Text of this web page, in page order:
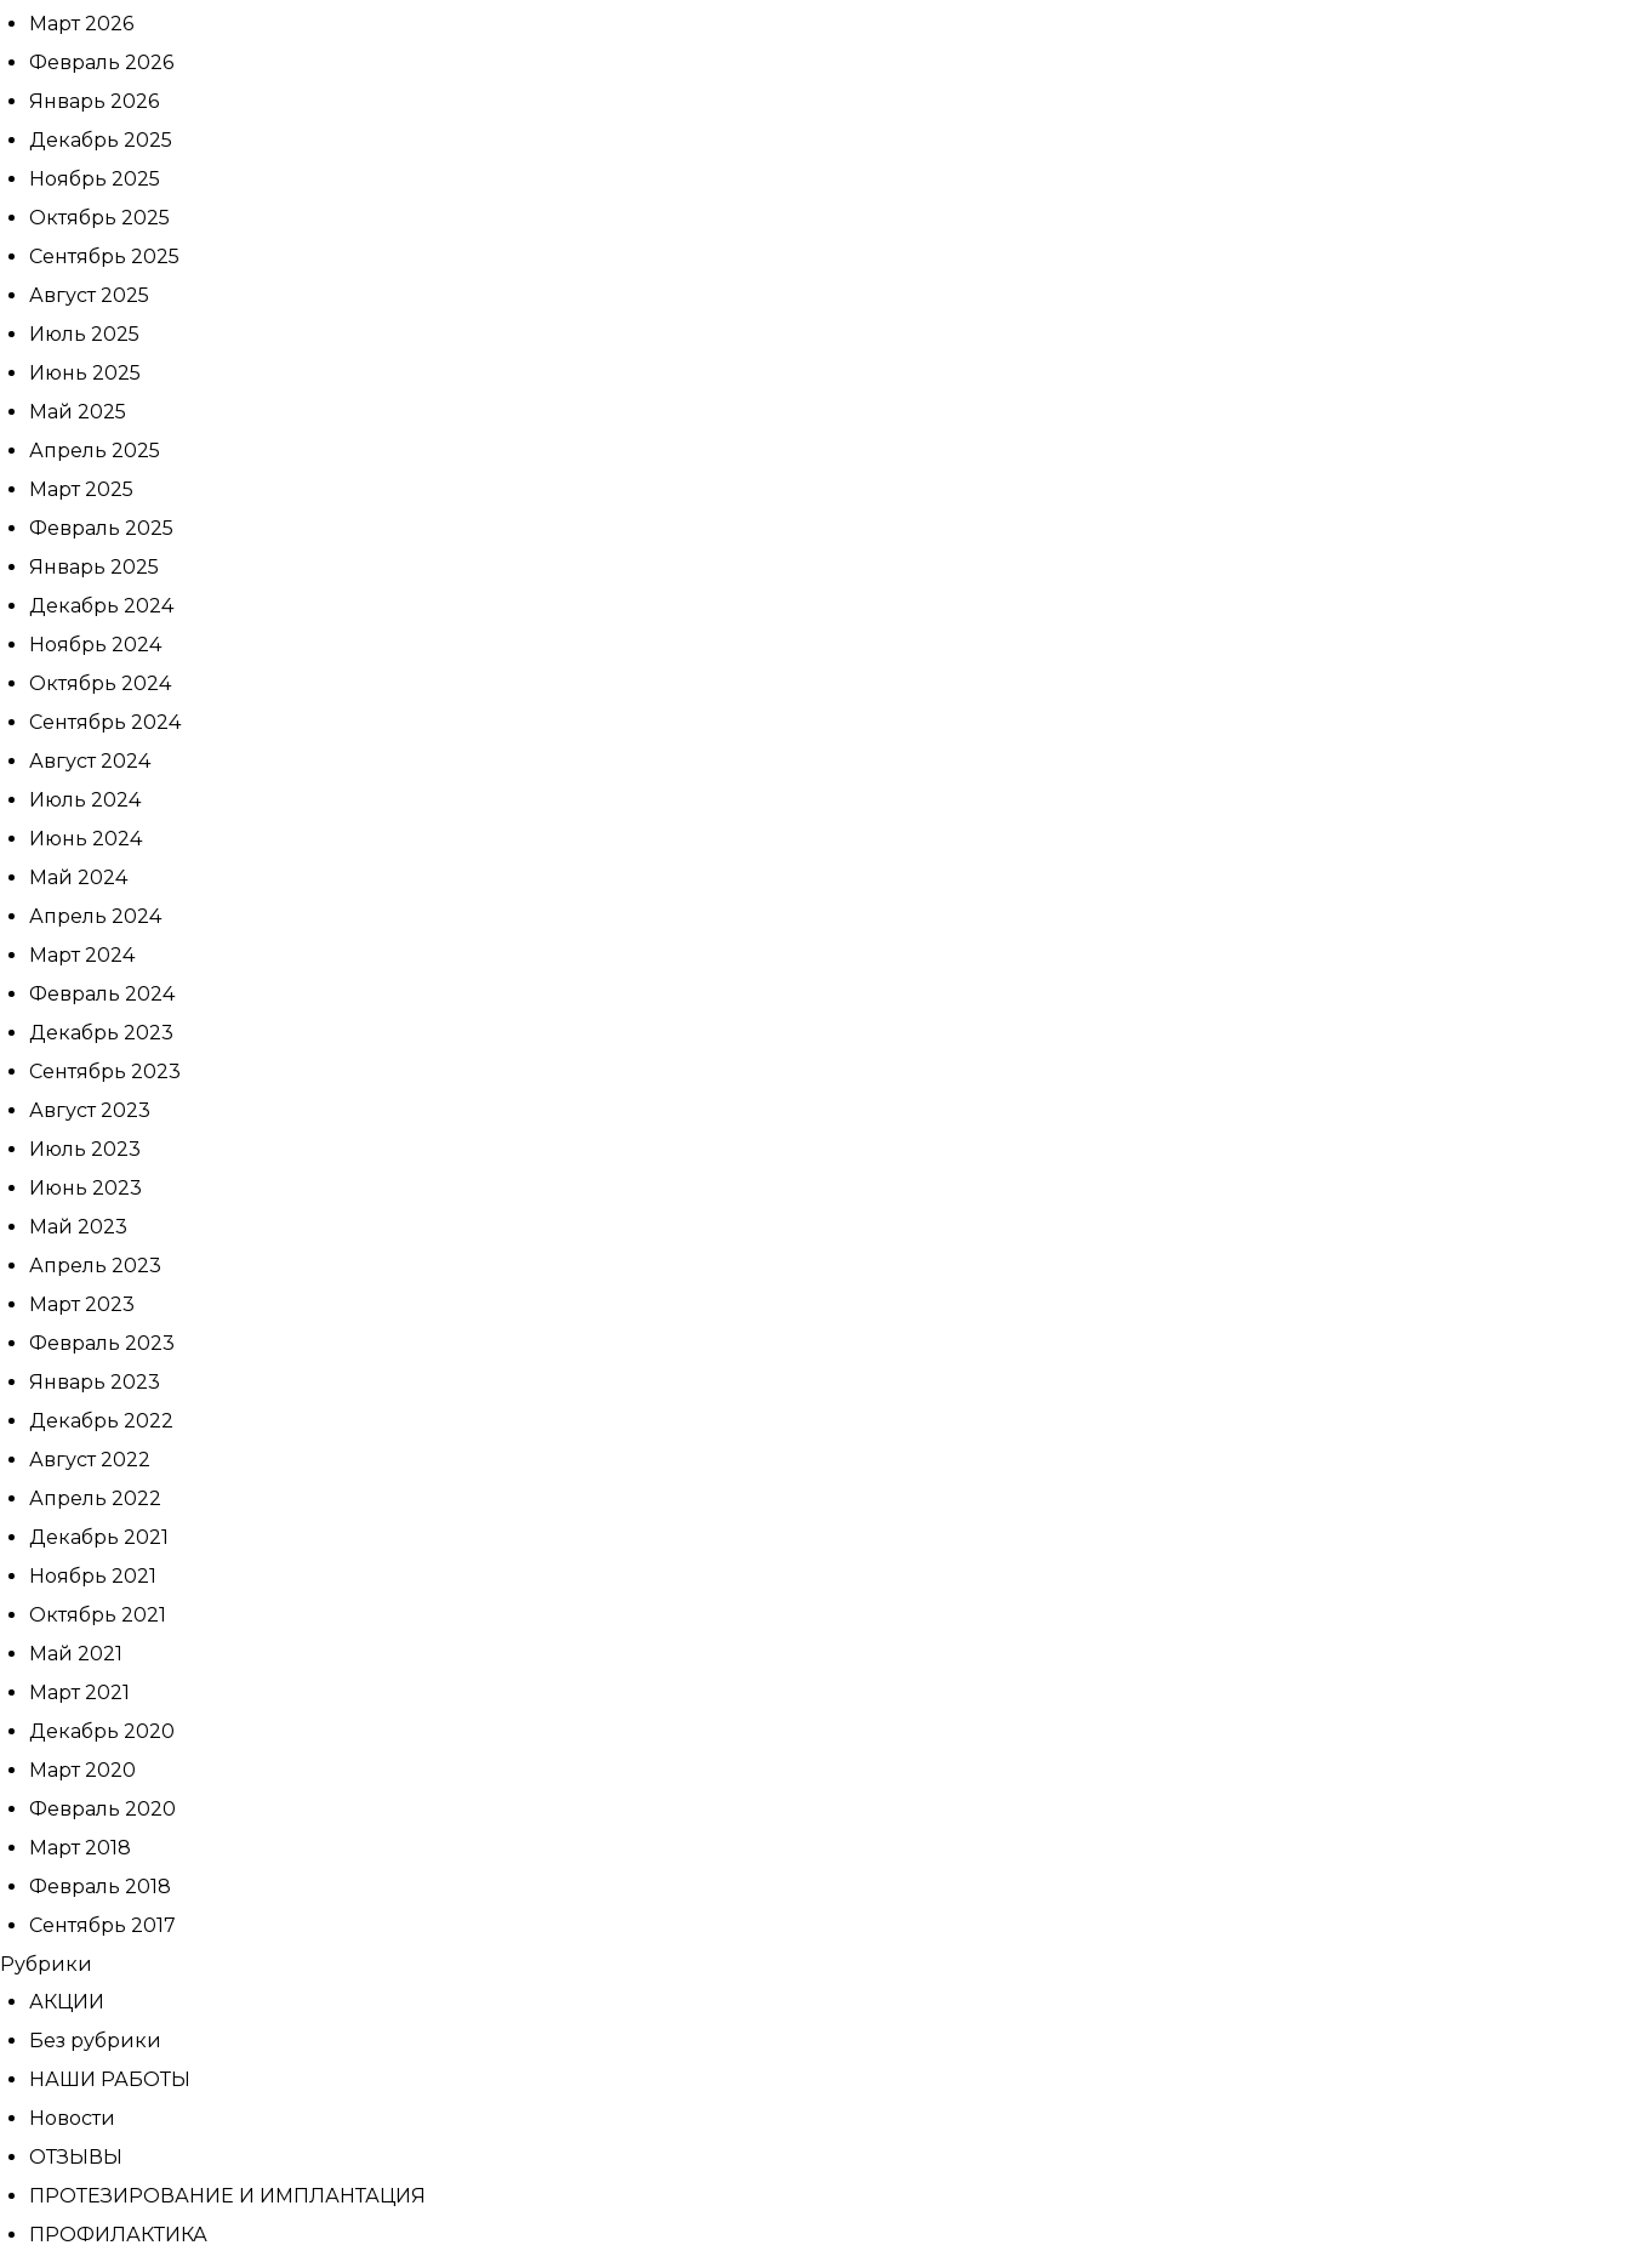
Март 2026
Февраль 2026
Январь 2026
Декабрь 2025
Ноябрь 2025
Октябрь 2025
Сентябрь 2025
Август 2025
Июль 2025
Июнь 2025
Май 2025
Апрель 2025
Март 2025
Февраль 2025
Январь 2025
Декабрь 2024
Ноябрь 2024
Октябрь 2024
Сентябрь 2024
Август 2024
Июль 2024
Июнь 2024
Май 2024
Апрель 2024
Март 2024
Февраль 2024
Декабрь 2023
Сентябрь 2023
Август 2023
Июль 2023
Июнь 2023
Май 2023
Апрель 2023
Март 2023
Февраль 2023
Январь 2023
Декабрь 2022
Август 2022
Апрель 2022
Декабрь 2021
Ноябрь 2021
Октябрь 2021
Май 2021
Март 2021
Декабрь 2020
Март 2020
Февраль 2020
Март 2018
Февраль 2018
Сентябрь 2017
Рубрики
АКЦИИ
Без рубрики
НАШИ РАБОТЫ
Новости
ОТЗЫВЫ
ПРОТЕЗИРОВАНИЕ И ИМПЛАНТАЦИЯ
ПРОФИЛАКТИКА